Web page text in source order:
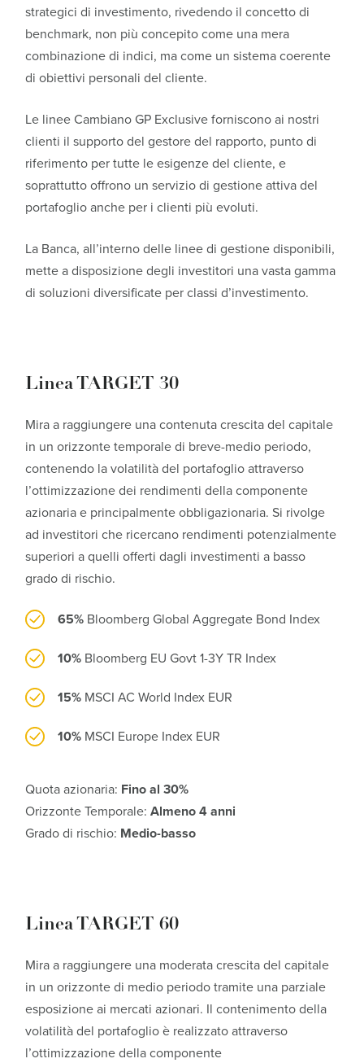
strategici di investimento, rivedendo il concetto di
benchmark, non più concepito come una mera
combinazione di indici, ma come un sistema coerente
di obiettivi personali del cliente.
Le linee Cambiano GP Exclusive forniscono ai nostri
clienti il supporto del gestore del rapporto, punto di
riferimento per tutte le esigenze del cliente, e
soprattutto offrono un servizio di gestione attiva del
portafoglio anche per i clienti più evoluti.
La Banca, all’interno delle linee di gestione disponibili,
mette a disposizione degli investitori una vasta gamma
di soluzioni diversificate per classi d’investimento.
Linea TARGET 30
Mira a raggiungere una contenuta crescita del capitale
in un orizzonte temporale di breve-medio periodo,
contenendo la volatilità del portafoglio attraverso
l’ottimizzazione dei rendimenti della componente
azionaria e principalmente obbligazionaria. Si rivolge
ad investitori che ricercano rendimenti potenzialmente
superiori a quelli offerti dagli investimenti a basso
grado di rischio.
65% Bloomberg Global Aggregate Bond Index
10% Bloomberg EU Govt 1-3Y TR Index
15% MSCI AC World Index EUR
10% MSCI Europe Index EUR
Quota azionaria: Fino al 30%
Orizzonte Temporale: Almeno 4 anni
Grado di rischio: Medio-basso
Linea TARGET 60
Mira a raggiungere una moderata crescita del capitale
in un orizzonte di medio periodo tramite una parziale
esposizione ai mercati azionari. Il contenimento della
volatilità del portafoglio è realizzato attraverso
l’ottimizzazione della componente